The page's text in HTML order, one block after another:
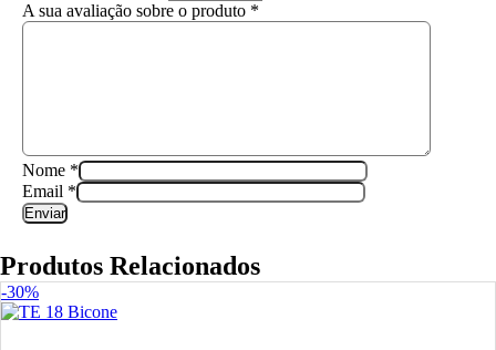
A sua avaliação sobre o produto *
Nome *
Email *
Produtos Relacionados
-30%